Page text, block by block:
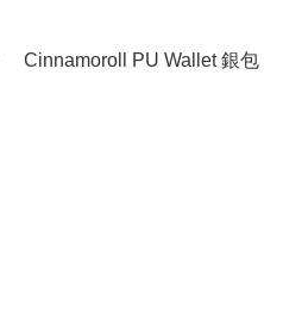
Cinnamoroll PU Wallet 銀包